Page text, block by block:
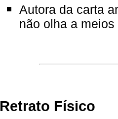
Autora da carta
não olha a
Retrato Físico